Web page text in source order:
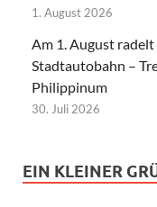
1. August 2026
Am 1. August
Stadtautobahn –
Philippinum
30. Juli 2026
EIN KLEINER